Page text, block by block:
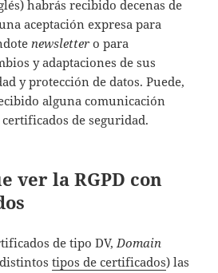
habrás recibido decenas de
aceptación expresa para
newsletter o para
y adaptaciones de sus
y protección de datos. Puede,
alguna comunicación
de seguridad.
ver la RGPD con
de tipo DV,Domain
tipos de certificados) las